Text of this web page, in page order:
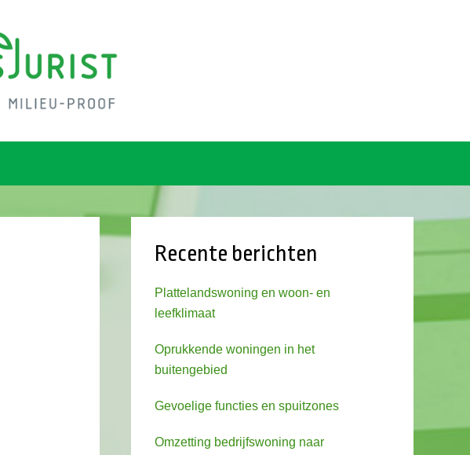
Recente berichten
Plattelandswoning en woon- en
leefklimaat
Oprukkende woningen in het
buitengebied
Gevoelige functies en spuitzones
Omzetting bedrijfswoning naar